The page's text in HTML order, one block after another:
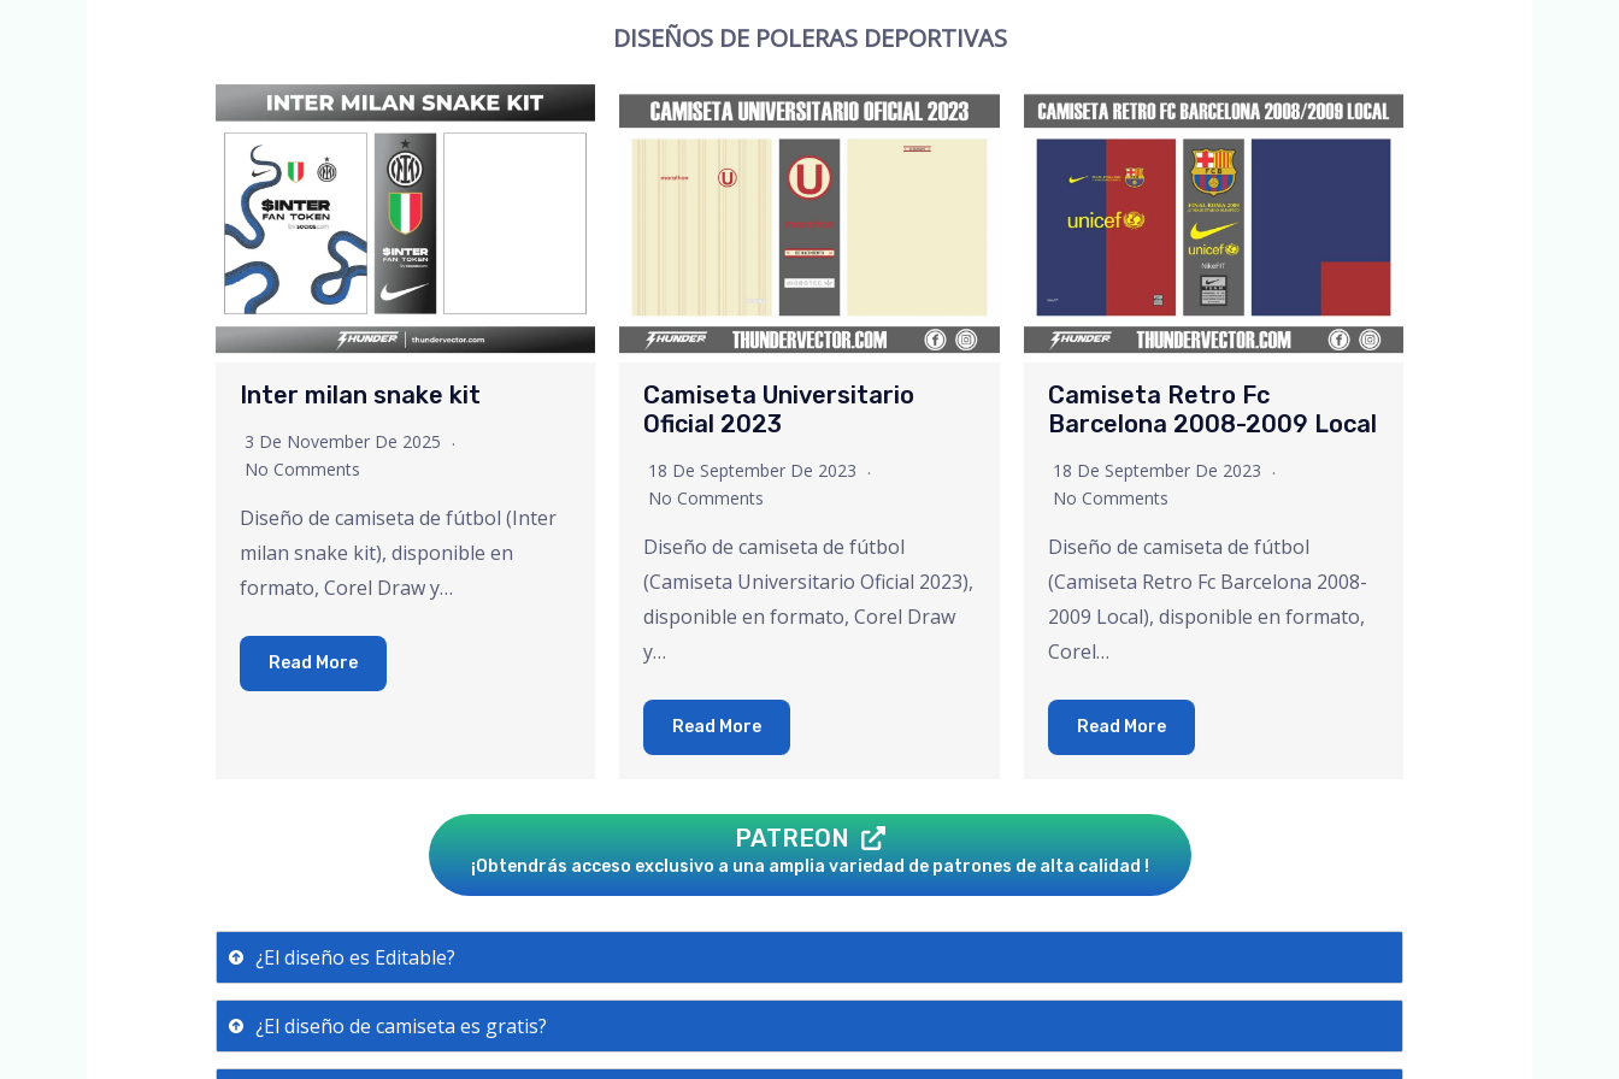
DISEÑOS DE POLERAS DEPORTIVAS
Inter milan snake kit
3 De November De 2025
No Comments
Diseño de camiseta de fútbol (Inter
milan snake kit), disponible en
formato, Corel Draw y…
Read More
Camiseta Universitario
Oficial 2023
18 De September De 2023
No Comments
Diseño de camiseta de fútbol
(Camiseta Universitario Oficial 2023),
disponible en formato, Corel Draw
y…
Read More
Camiseta Retro Fc
Barcelona 2008-2009 Local
18 De September De 2023
No Comments
Diseño de camiseta de fútbol
(Camiseta Retro Fc Barcelona 2008-
2009 Local), disponible en formato,
Corel…
Read More
PATREON
¡Obtendrás acceso exclusivo a una amplia variedad de patrones de alta calidad !
¿El diseño es Editable?
¿El diseño de camiseta es gratis?